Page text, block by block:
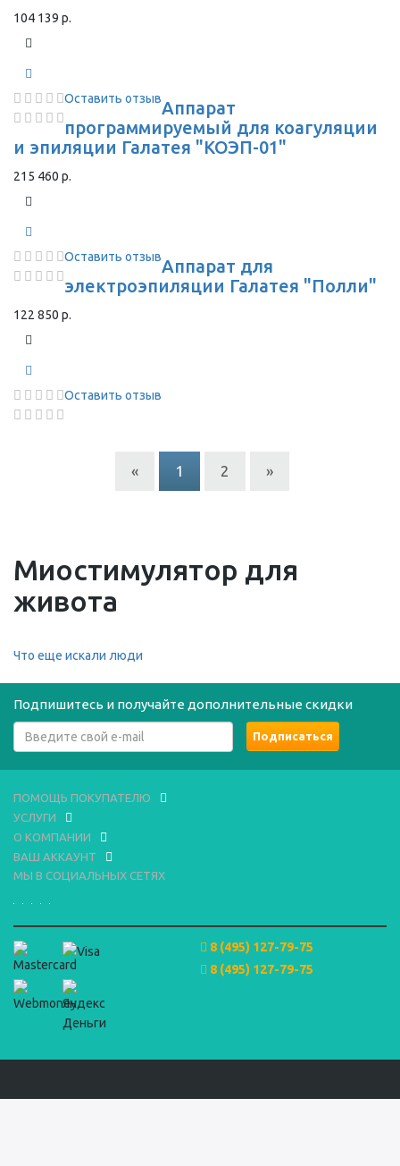
104 139 р.
Оставить отзывАппарат
программируемый для коагуляции
и эпиляции Галатея "КОЭП-01"
215 460 р.
Оставить отзывАппарат для
электроэпиляции Галатея "Полли"
122 850 р.
Оставить отзыв
« 1 2 »
Миостимулятор для
живота
Что еще искали люди
Подпишитесь и получайте дополнительные скидки
ПОМОЩЬ ПОКУПАТЕЛЮ
УСЛУГИ
О КОМПАНИИ
ВАШ АККАУНТ
МЫ В СОЦИАЛЬНЫХ СЕТЯХ
8 (495) 127-79-75
8 (495) 127-79-75